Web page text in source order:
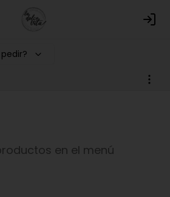
Login
en el menú